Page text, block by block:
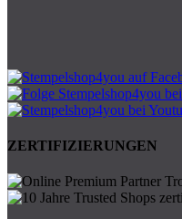
ZERTIFIZIERUNGEN